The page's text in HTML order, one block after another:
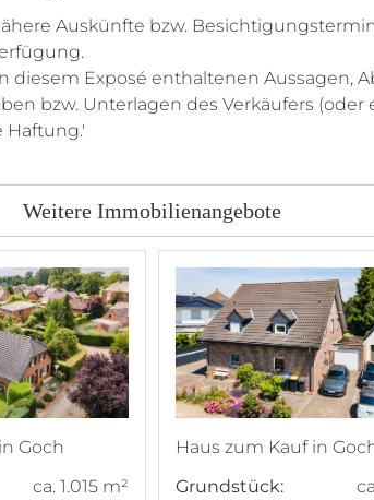
Auskünfte bzw.
diesem Exposé enthaltenen Aussagen,
bzw. Unterlagen des Verkäufers
Haftung.'
Weitere Immobilienangebote
Goch
ca. 1.015 m²
Haus zum Kauf in
Grundstück: